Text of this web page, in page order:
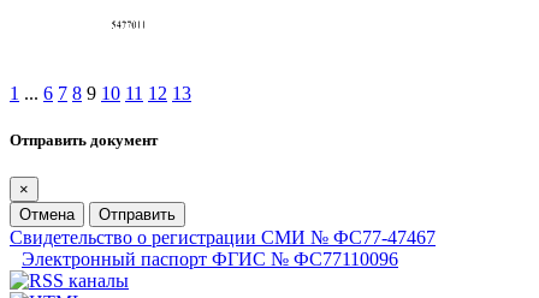
1 ... 6 7 8 9 10 11 12 13
Отправить документ
×
Отмена
Отправить
Свидетельство о регистрации СМИ № ФС77-47467
Электронный паспорт ФГИС № ФС77110096